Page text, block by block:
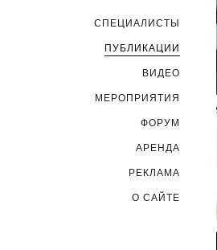
CПЕЦИАЛИСТЫ
ПУБЛИКАЦИИ
ВИДЕО
МЕРОПРИЯТИЯ
ФОРУМ
АРЕНДА
РЕКЛАМА
О САЙТЕ